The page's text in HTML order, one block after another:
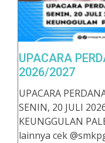
UPACARA
2026/2027
UPACARA
SENIN, 20 JULI
KEUNGGULAN
lainnya cek